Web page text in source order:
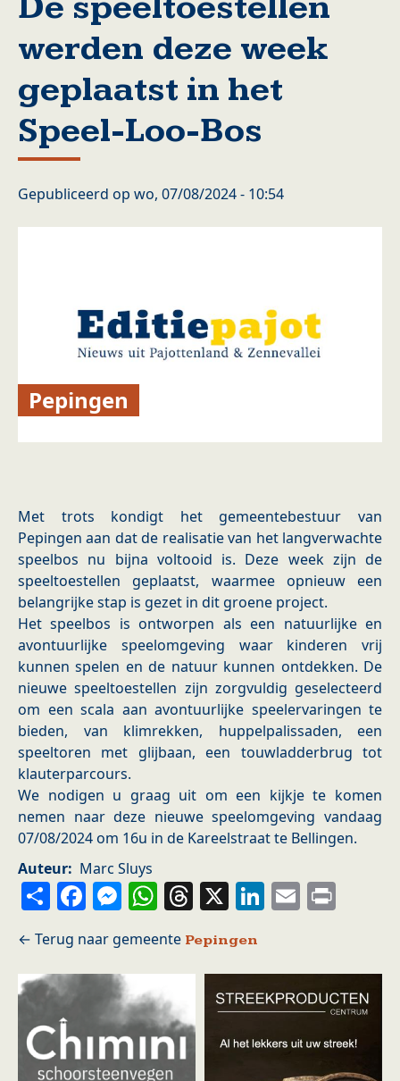
werden deze week
geplaatst in het
Speel-Loo-Bos
Gepubliceerd op wo, 07/08/2024 - 10:54
Pepingen
Met trots kondigt het gemeentebestuur van
Pepingen aan dat de realisatie van het langverwachte
speelbos nu bijna voltooid is. Deze week zijn de
speeltoestellen geplaatst, waarmee opnieuw een
belangrijke stap is gezet in dit groene project.
Het speelbos is ontworpen als een natuurlijke en
avontuurlijke speelomgeving waar kinderen vrij
kunnen spelen en de natuur kunnen ontdekken. De
nieuwe speeltoestellen zijn zorgvuldig geselecteerd
om een scala aan avontuurlijke speelervaringen te
bieden, van klimrekken, huppelpalissaden, een
speeltoren met glijbaan, een touwladderbrug tot
klauterparcours.
We nodigen u graag uit om een kijkje te komen
nemen naar deze nieuwe speelomgeving vandaag
07/08/2024 om 16u in de Kareelstraat te Bellingen.
Auteur
Marc Sluys
ShareFacebook
Messenger
WhatsApp
Threads
X LinkedIn
Email
Pepingen